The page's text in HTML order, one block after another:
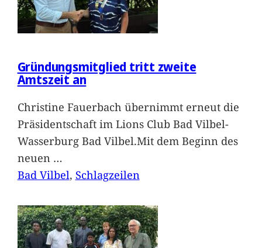
Gründungsmitglied tritt zweite
Amtszeit an
Christine Fauerbach übernimmt erneut die
Präsidentschaft im Lions Club Bad Vilbel-
Wasserburg Bad Vilbel.Mit dem Beginn des
neuen …
Bad Vilbel, Schlagzeilen